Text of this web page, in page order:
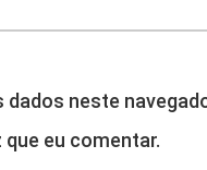
dados neste
que eu comentar.